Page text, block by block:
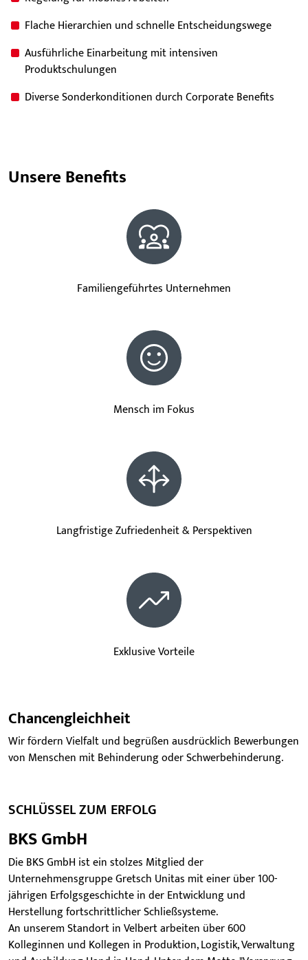
Flache Hierarchien und schnelle Entscheidungswege
Ausführliche Einarbeitung mit intensiven
Produktschulungen
Diverse Sonderkonditionen durch Corporate Benefits
Unsere Benefits
Familiengeführtes Unternehmen
Mensch im Fokus
Langfristige Zufriedenheit & Perspektiven
Exklusive Vorteile
Chancengleichheit
Wir fördern Vielfalt und begrüßen ausdrücklich Bewerbungen
von Menschen mit Behinderung oder Schwerbehinderung.
SCHLÜSSEL ZUM ERFOLG
BKS GmbH
Die BKS GmbH ist ein stolzes Mitglied der
Unternehmensgruppe Gretsch Unitas mit einer über 100-
jährigen Erfolgsgeschichte in der Entwicklung und
Herstellung fortschrittlicher Schließsysteme.
An unserem Standort in Velbert arbeiten über 600
Kolleginnen und Kollegen in Produktion, Logistik, Verwaltung